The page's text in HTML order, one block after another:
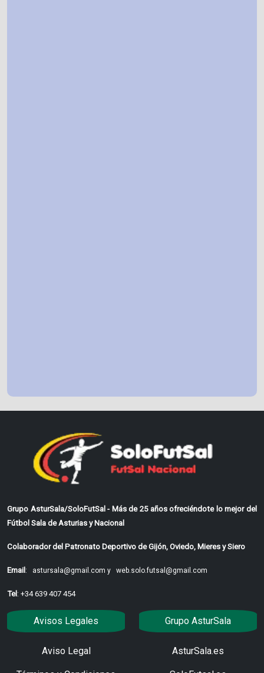
Grupo AsturSala/SoloFutSal - Más de 25 años ofreciéndote lo mejor del
Fútbol Sala de Asturias y Nacional
Colaborador del Patronato Deportivo de Gijón, Oviedo, Mieres y Siero
Email: astursala@gmail.com y web.solo.futsal@gmail.com
Tel: +34 639 407 454
Avisos Legales
Aviso Legal
Grupo AsturSala
AsturSala.es